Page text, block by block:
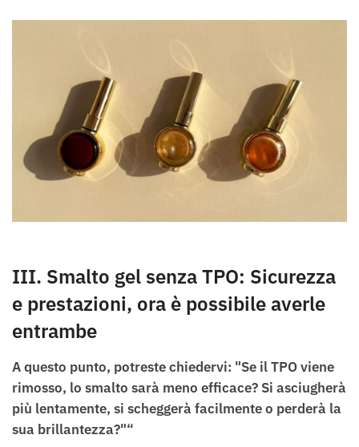
III. Smalto gel senza TPO: Sicurezza
e prestazioni, ora è possibile averle
entrambe
A questo punto, potreste chiedervi: "Se il TPO viene
rimosso, lo smalto sarà meno efficace? Si asciugherà
più lentamente, si scheggerà facilmente o perderà la
sua brillantezza?"“